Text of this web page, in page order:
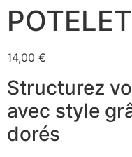
14,00 €
Structurez
avec style
dorés